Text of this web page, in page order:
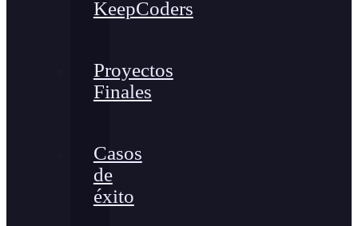
KeepCoders
Proyectos
Finales
Casos
de
éxito